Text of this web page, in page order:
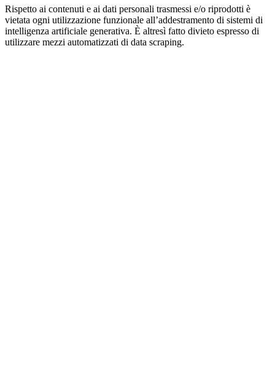
Rispetto ai contenuti e ai dati personali trasmessi e/o riprodotti è
vietata ogni utilizzazione funzionale all’addestramento di sistemi di
intelligenza artificiale generativa. È altresì fatto divieto espresso di
utilizzare mezzi automatizzati di data scraping.